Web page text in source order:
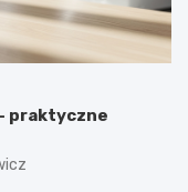
praktyczne